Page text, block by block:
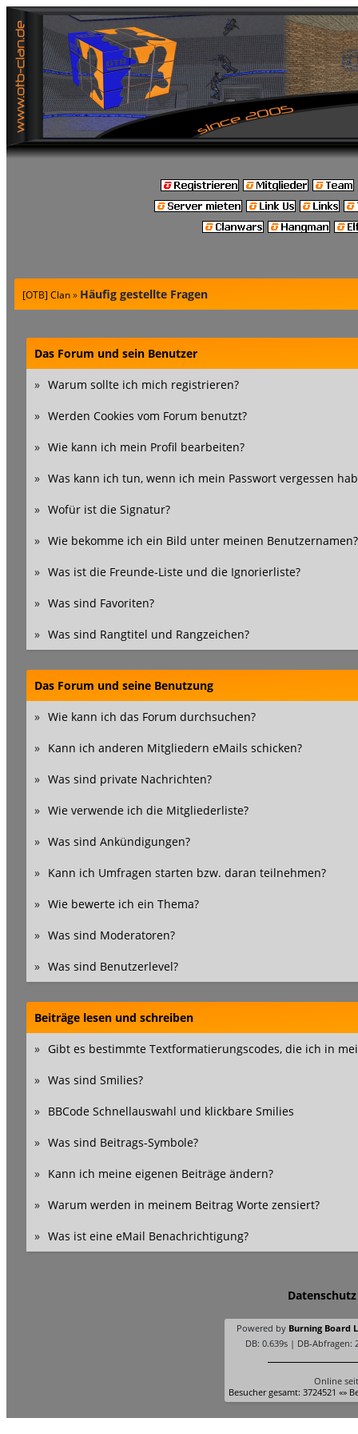
[OTB] Clan» Häufig gestellte Fragen
Das Forum und sein Benutzer
» Warum sollte ich mich registrieren?
» Werden Cookies vom Forum benutzt?
» Wie kann ich mein Profil bearbeiten?
» Was kann ich tun, wenn ich mein Passwort vergessen
» Wofür ist die Signatur?
» Wie bekomme ich ein Bild unter meinen Benutzernamen?
» Was ist die Freunde-Liste und die Ignorierliste?
» Was sind Favoriten?
» Was sind Rangtitel und Rangzeichen?
Das Forum und seine Benutzung
» Wie kann ich das Forum durchsuchen?
» Kann ich anderen Mitgliedern eMails schicken?
» Was sind private Nachrichten?
» Wie verwende ich die Mitgliederliste?
» Was sind Ankündigungen?
» Kann ich Umfragen starten bzw. daran teilnehmen?
» Wie bewerte ich ein Thema?
» Was sind Moderatoren?
» Was sind Benutzerlevel?
Beiträge lesen und schreiben
» Gibt es bestimmte Textformatierungscodes, die ich in
» Was sind Smilies?
» BBCode Schnellauswahl und klickbare Smilies
» Was sind Beitrags-Symbole?
» Kann ich meine eigenen Beiträge ändern?
» Warum werden in meinem Beitrag Worte zensiert?
» Was ist eine eMail Benachrichtigung?
Datenschutz
Powered by Burning Board
DB: 0.639s | DB-Abfragen:
Online
Besucher gesamt: 3724521 «»